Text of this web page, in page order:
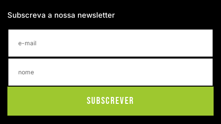
Subscreva a nossa newsletter
Subscrever